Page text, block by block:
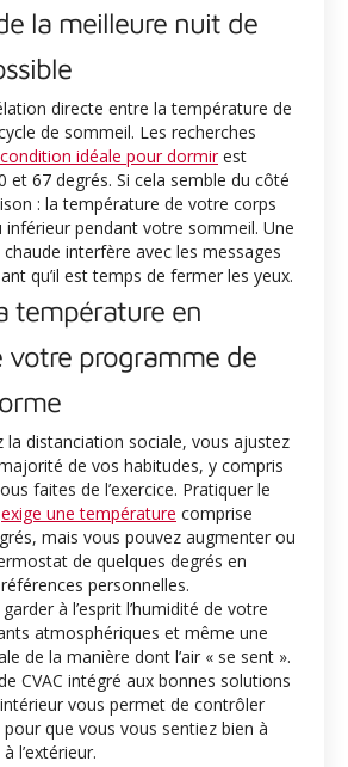
la meilleure nuit de
directe entre la température de
de sommeil. Les recherches
condition idéale pour dormirest
et 67 degrés. Si cela semble du côté
: la température de votre corps
inférieur pendant votre sommeil. Une
interfère avec les messages
qu’il est temps de fermer les yeux.
température en
votre programme de
la distanciation sociale, vous ajustez
de vos habitudes, y compris
faites de l’exercice. Pratiquer le
exige une température comprise
mais vous pouvez augmenter ou
de quelques degrés en
personnelles.
à l’esprit l’humidité de votre
atmosphériques et même une
de la manière dont l’air « se sent ».
CVAC intégré aux bonnes solutions
intérieur vous permet de contrôler
que vous vous sentiez bien à
l’extérieur.